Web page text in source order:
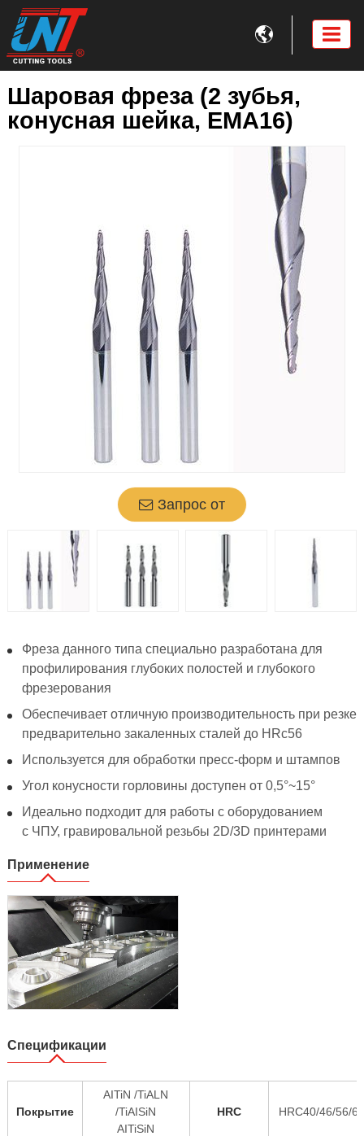

Шаровая фреза (2 зубья,
конусная шейка, EMA16)
Запрос от
Фреза данного типа специально разработана для
профилирования глубоких полостей и глубокого
фрезерования
Обеспечивает отличную производительность при резке
предварительно закаленных сталей до HRc56
Используется для обработки пресс-форм и штампов
Угол конусности горловины доступен от 0,5°~15°
Идеально подходит для работы с оборудованием
с ЧПУ, гравировальной резьбы 2D/3D принтерами
Применение
Спецификации
Покрытие
AITiN /TiALN
/TiAISiN
AITiSiN
HRC HRC40/46/56/65